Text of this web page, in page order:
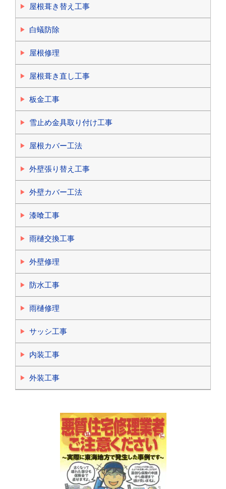
屋根葺き替え工事
白蟻防除
屋根修理
屋根葺き直し工事
板金工事
雪止め金具取り付け工事
屋根カバー工法
外壁張り替え工事
外壁カバー工法
漆喰工事
雨樋交換工事
外壁修理
防水工事
雨樋修理
サッシ工事
内装工事
外装工事